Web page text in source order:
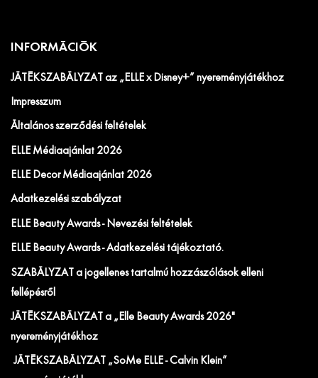
INFORMÁCIÓK
JÁTÉKSZABÁLYZAT az „ELLE x Disney+” nyereményjátékhoz
Impresszum
Általános szerződési feltételek
ELLE Médiaajánlat 2026
ELLE Decor Médiaajánlat 2026
Adatkezelési szabályzat
ELLE Beauty Awards - Nevezési feltételek
ELLE Beauty Awards - Adatkezelési tájékoztató.
SZABÁLYZAT a jogellenes tartalmú hozzászólások elleni
fellépésről
JÁTÉKSZABÁLYZAT a „Elle Beauty Awards 2026"
nyereményjátékhoz
JÁTÉKSZABÁLYZAT „SoMe ELLE - Calvin Klein”